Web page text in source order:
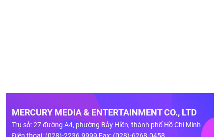
MERCURY MEDIA & ENTERTAINMENT CO., LTD
Trụ sở: 27 đường A4, phường Bảy Hiền, thành phố Hồ Chí Minh
Điện thoại: (028)-2236.9999 Fax: (028)-6268.0458